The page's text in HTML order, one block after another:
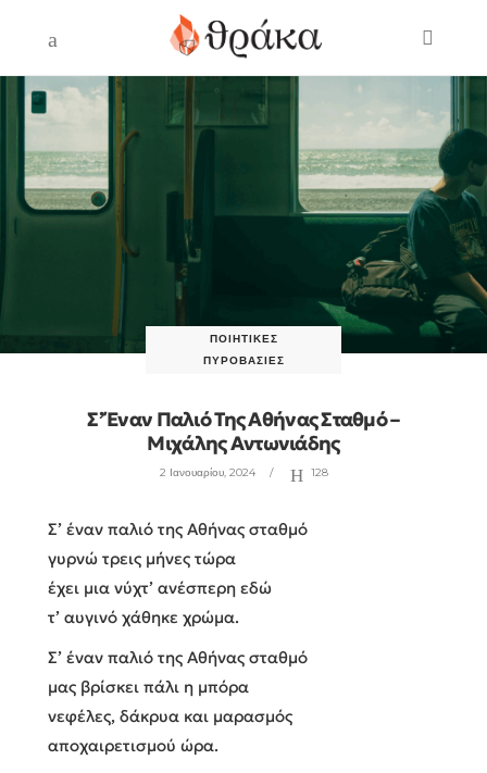
ΠΟΙΗΤΙΚΈΣ
ΠΥΡΟΒΑΣΊΕΣ
Σ’ Έναν Παλιό Της Αθήνας Σταθμό –
Μιχάλης Αντωνιάδης
2 Ιανουαρίου, 2024 128
Σ’ έναν παλιό της Αθήνας σταθμό
γυρνώ τρεις μήνες τώρα
έχει μια νύχτ’ ανέσπερη εδώ
τ’ αυγινό χάθηκε χρώμα.
Σ’ έναν παλιό της Αθήνας σταθμό
μας βρίσκει πάλι η μπόρα
νεφέλες, δάκρυα και μαρασμός
αποχαιρετισμού ώρα.